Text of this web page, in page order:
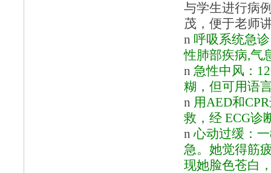
与学生进行病
茂，便于老师
n 呼吸系统急
性肺部疾病,气
n 急性中风：
糊，但可用语
n 用AED和
救，经 ECG诊
n心动过缓：一
急。她觉得筋
现她脸色苍白